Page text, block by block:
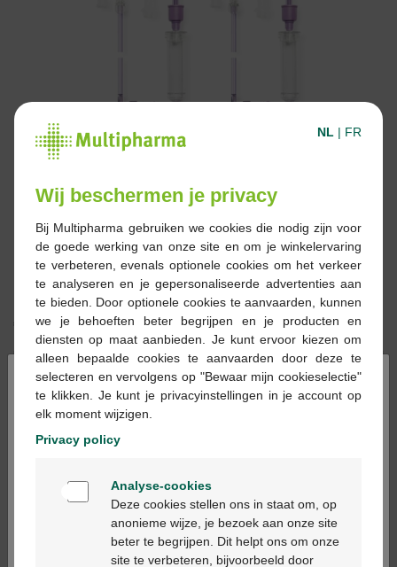
€ 5,87
Bestellen Reserveren
Op voorraad online
Max. aantal = 12
Op werkdagen vóór 12u besteld, volgende
werkdag geleverd
×
Bienvenue
Ga verder in het nederlands
NL | FR
Wij beschermen je privacy
Bij Multipharma gebruiken we cookies die nodig zijn voor
de goede werking van onze site en om je winkelervaring
te verbeteren, evenals optionele cookies om het verkeer
te analyseren en je gepersonaliseerde advertenties aan
te bieden. Door optionele cookies te aanvaarden, kunnen
we je behoeften beter begrijpen en je producten en
diensten op maat aanbieden. Je kunt ervoor kiezen om
alleen bepaalde cookies te aanvaarden door deze te
selecteren en vervolgens op "Bewaar mijn cookieselectie"
te klikken. Je kunt je privacyinstellingen in je account op
elk moment wijzigen.
Privacy policy
Analyse-cookies
Deze cookies stellen ons in staat om, op
anonieme wijze, je bezoek aan onze site
beter te begrijpen. Dit helpt ons om onze
site te verbeteren, bijvoorbeeld door